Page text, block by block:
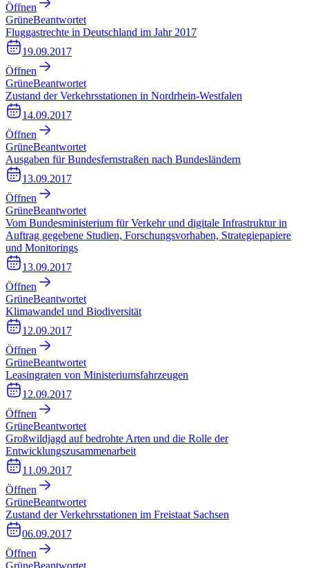
Öffnen
GrüneBeantwortet
Fluggastrechte in Deutschland im Jahr 2017
19.09.2017
Öffnen
GrüneBeantwortet
Zustand der Verkehrsstationen in Nordrhein-Westfalen
14.09.2017
Öffnen
GrüneBeantwortet
Ausgaben für Bundesfernstraßen nach Bundesländern
13.09.2017
Öffnen
GrüneBeantwortet
Vom Bundesministerium für Verkehr und digitale Infrastruktur in
Auftrag gegebene Studien, Forschungsvorhaben, Strategiepapiere
und Monitorings
13.09.2017
Öffnen
GrüneBeantwortet
Klimawandel und Biodiversität
12.09.2017
Öffnen
GrüneBeantwortet
Leasingraten von Ministeriumsfahrzeugen
12.09.2017
Öffnen
GrüneBeantwortet
Großwildjagd auf bedrohte Arten und die Rolle der
Entwicklungszusammenarbeit
11.09.2017
Öffnen
GrüneBeantwortet
Zustand der Verkehrsstationen im Freistaat Sachsen
06.09.2017
Öffnen
GrüneBeantwortet